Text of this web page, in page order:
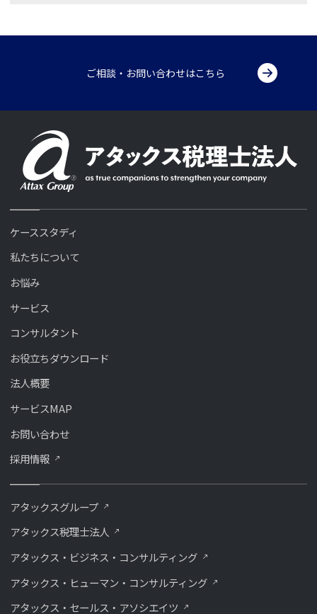
ご相談・お問い合わせはこちら
ケーススタディ
私たちについて
お悩み
サービス
コンサルタント
お役立ちダウンロード
法人概要
サービスMAP
お問い合わせ
採用情報
アタックスグループ
アタックス税理士法人
アタックス・ビジネス・コンサルティング
アタックス・ヒューマン・コンサルティング
アタックス・セールス・アソシエイツ